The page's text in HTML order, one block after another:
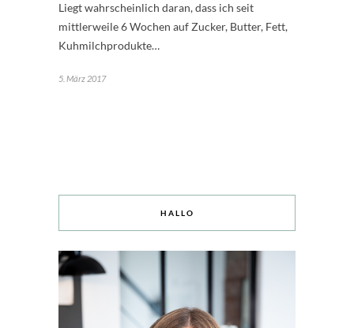
Liegt wahrscheinlich daran, dass ich seit
mittlerweile 6 Wochen auf Zucker, Butter, Fett,
Kuhmilchprodukte…
5. März 2017
HALLO